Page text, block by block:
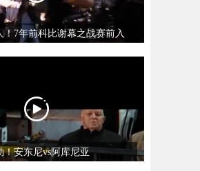
！7年前科比谢幕之战赛前入
！安东尼vs阿库尼亚